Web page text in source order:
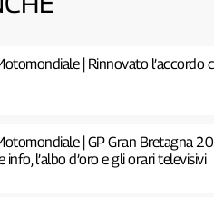
| Rinnovato
| GP Gran Bretagna
info, l’albo d’oro e gli orari televisivi